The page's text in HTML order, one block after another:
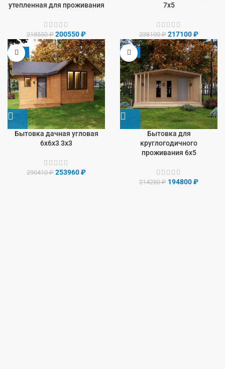
утепленная для проживания
218550₽ 200550₽
7х5
238100₽ 217100₽
-13%
Бытовка дачная угловая
6х6х3 3х3
290410₽ 253960₽
-9%
Бытовка для
круглогодичного
проживания 6х5
214280₽ 194800₽